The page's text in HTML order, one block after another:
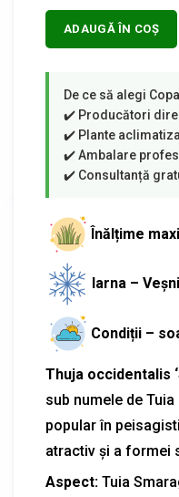
ADAUGĂ ÎN COȘ
Înălțime
Iarna –
Condiții –
Thuja occidentalis
sub numele de
popular în
atractiv și a formei
Aspect: Tuia